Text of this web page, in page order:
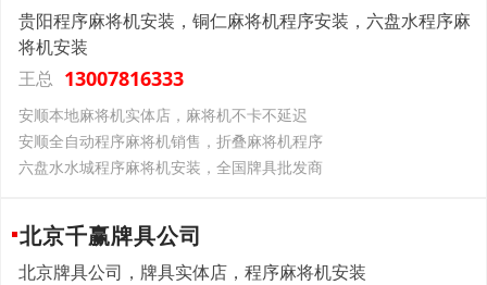
贵阳程序麻将机安装，铜仁麻将机程序安装，六盘水程序麻
将机安装
王总 13007816333
安顺本地麻将机实体店，麻将机不卡不延迟
安顺全自动程序麻将机销售，折叠麻将机程序
六盘水水城程序麻将机安装，全国牌具批发商
北京千赢牌具公司
北京牌具公司，牌具实体店，程序麻将机安装